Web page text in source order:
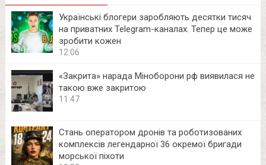
Українські блогери заробляють десятки тисяч
на приватних Telegram-каналах. Тепер це може
зробити кожен
12:06
«Закрита» нарада Міноборони рф виявилася не
такою вже закритою
11:47
Стань оператором дронів та роботизованих
комплексів легендарної 36 окремої бригади
морської піхоти